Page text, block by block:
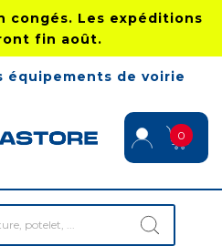
congés. Les expéditions
fin août.
équipements de voirie
0